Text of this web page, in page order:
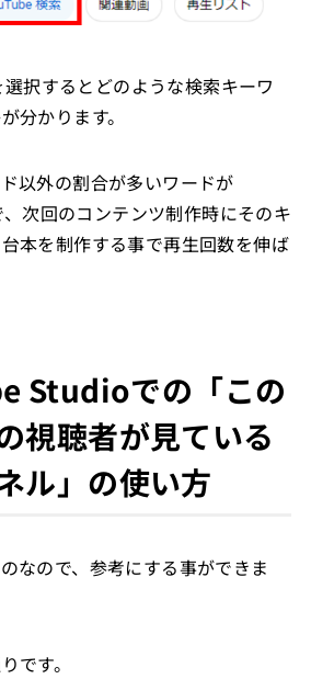
択するとどのような検索キーワ
分かります。
以外の割合が多いワードが
次回のコンテンツ制作時にそのキ
本を制作する事で再生回数を伸ば
Studioでの「この
視聴者が見ている
ル」の使い方
なので、参考にする事ができま
です。